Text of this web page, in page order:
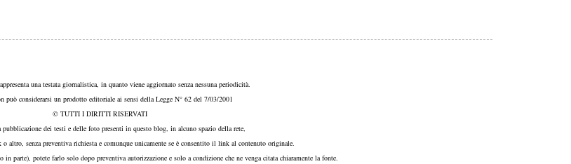
una testata giornalistica, in quanto viene aggiornato senza nessuna periodicità.
può considerarsi un prodotto editoriale ai sensi della Legge N° 62 del 7/03/2001
© TUTTI I DIRITTI RISERVATI
pubblicazione dei testi e delle foto presenti in questo blog, in alcuno spazio della rete,
o altro, senza preventiva richiesta e comunque unicamente se è consentito il link al contenuto originale.
parte), potete farlo solo dopo preventiva autorizzazione e solo a condizione che ne venga citata chiaramente la fonte.